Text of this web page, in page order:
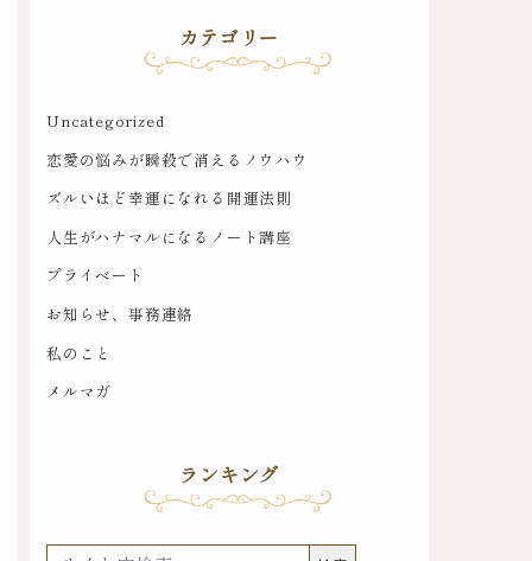
カテゴリー
Uncategorized
恋愛の悩みが瞬殺で消えるノウハウ
ズルいほど幸運になれる開運法則
人生がハナマルになるノート講座
プライベート
お知らせ、事務連絡
私のこと
メルマガ
ランキング